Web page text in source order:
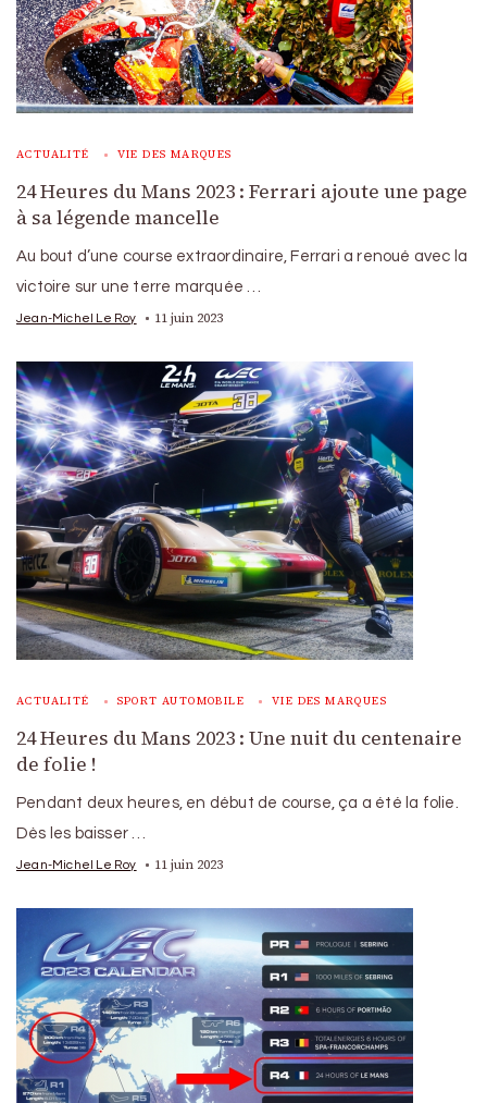
ACTUALITÉ VIE DES MARQUES
24 Heures du Mans 2023 : Ferrari ajoute une page
à sa légende mancelle
Au bout d’une course extraordinaire, Ferrari a renoué avec la
victoire sur une terre marquée …
Jean-Michel Le Roy 11 juin 2023
ACTUALITÉ SPORT AUTOMOBILE VIE DES MARQUES
24 Heures du Mans 2023 : Une nuit du centenaire
de folie !
Pendant deux heures, en début de course, ça a été la folie.
Dès les baisser …
Jean-Michel Le Roy 11 juin 2023